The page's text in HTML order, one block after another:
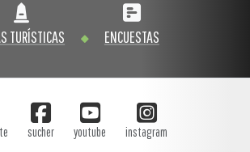
TURÍSTICAS ENCUESTAS
sucher youtube instagram